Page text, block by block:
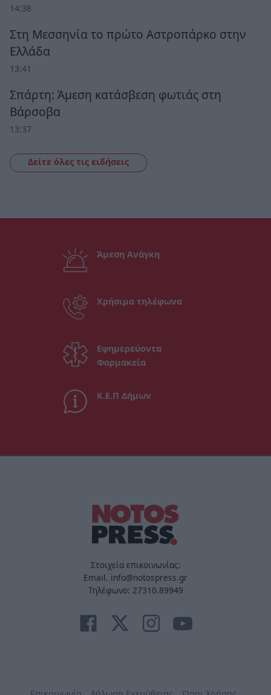
14:38
Στη Μεσσηνία το πρώτο Αστροπάρκο στην
Ελλάδα
13:41
Σπάρτη: Άμεση κατάσβεση φωτιάς στη
Βάρσοβα
13:37
Δείτε όλες τις ειδήσεις
Άμεση Ανάγκη
Χρήσιμα τηλέφωνα
Εφημερεύοντα
Φαρμακεία
Κ.Ε.Π Δήμων
Στοιχεία επικοινωνίας:
Email. info@notospress.gr
Τηλέφωνο: 27310.89949